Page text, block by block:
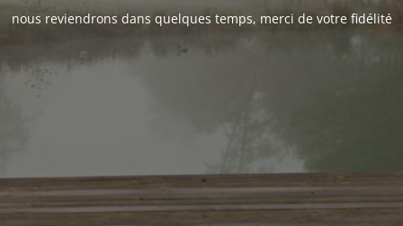
nous reviendrons dans quelques temps, merci de votre fidélité